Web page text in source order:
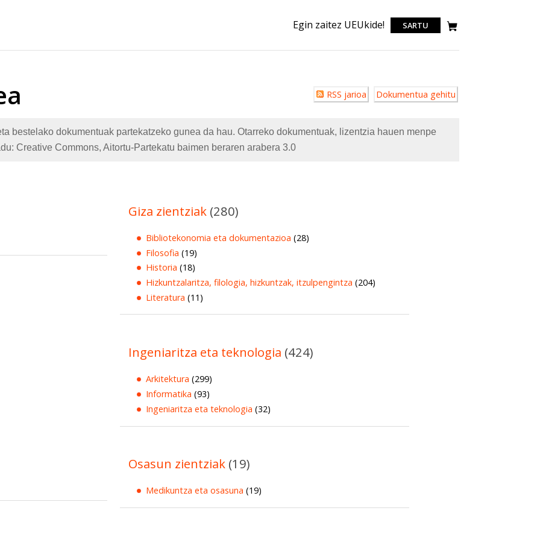
Egin zaitez UEUkide! SARTU
Erabiltzailearen
akzioak
RSS jarioa Dokumentua gehitu
bestelako dokumentuak partekatzeko gunea da hau. Otarreko dokumentuak, lizentzia hauen menpe
Creative Commons, Aitortu-Partekatu baimen beraren arabera 3.0
Giza zientziak (280)
Bibliotekonomia eta dokumentazioa (28)
Filosofia (19)
Historia (18)
Hizkuntzalaritza, filologia, hizkuntzak, itzulpengintza (204)
Literatura (11)
Ingeniaritza eta teknologia (424)
Arkitektura (299)
Informatika (93)
Ingeniaritza eta teknologia (32)
Osasun zientziak (19)
Medikuntza eta osasuna (19)